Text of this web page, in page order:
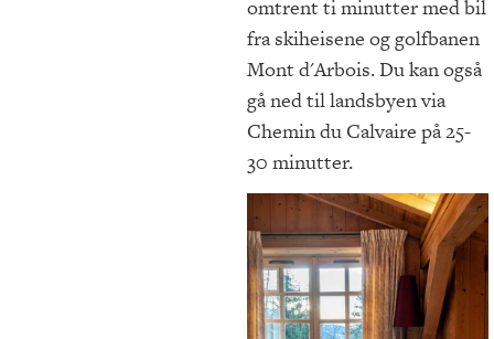
omtrent ti minutter med bil
fra skiheisene og golfbanen
Mont d'Arbois. Du kan også
gå ned til landsbyen via
Chemin du Calvaire på 25-
30 minutter.